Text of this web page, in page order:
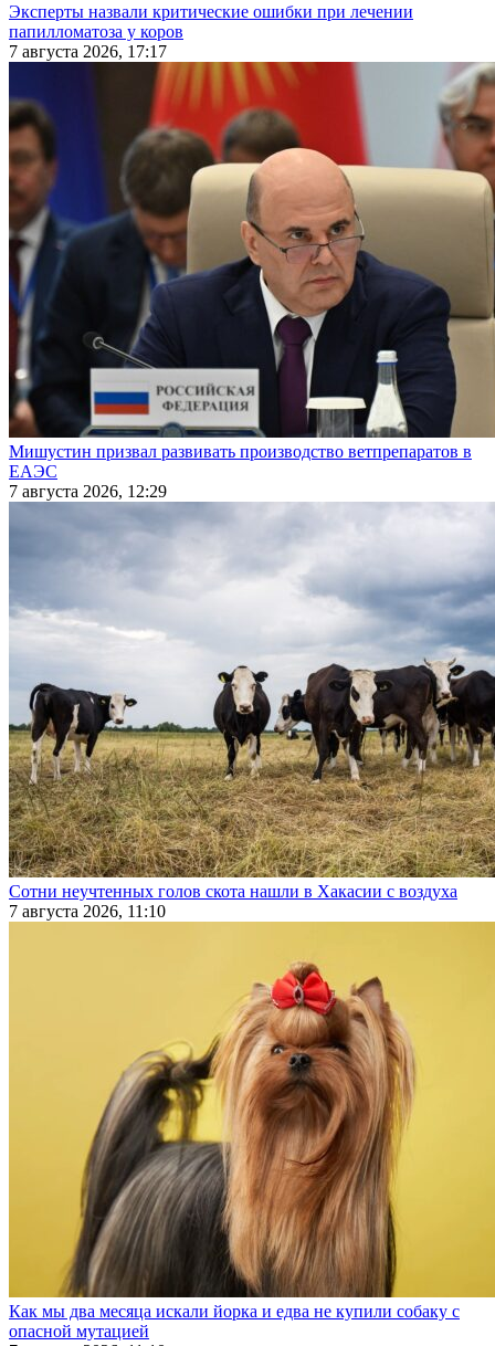
Эксперты назвали критические ошибки при лечении
папилломатоза у коров
7 августа 2026, 17:17
Мишустин призвал развивать производство ветпрепаратов в
ЕАЭС
7 августа 2026, 12:29
Сотни неучтенных голов скота нашли в Хакасии с воздуха
7 августа 2026, 11:10
Как мы два месяца искали йорка и едва не купили собаку с
опасной мутацией